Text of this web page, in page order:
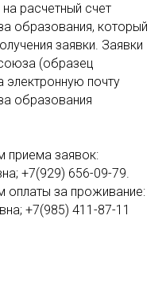
расчетный счет
образования, который
заявки. Заявки
(образец
электронную почту
образования
приема заявок:
+7(929) 656-09-79.
оплаты за проживание:
+7(985) 411-87-11